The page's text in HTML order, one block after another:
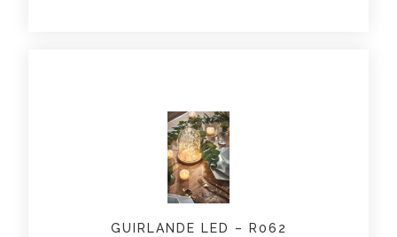
GUIRLANDE LED – R062